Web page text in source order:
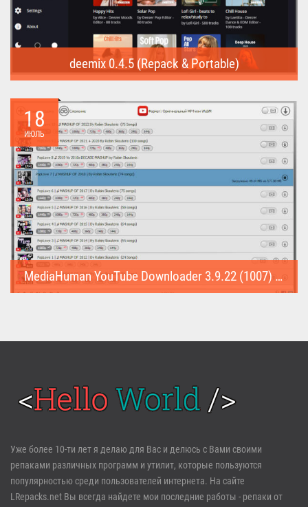
deemix 0.4.5 (Repack & Portable)
треки...
18
ИЮЛЬ
MediaHuman YouTube Downloader 3.9.22 (1007) (Repack & Portable)
Войти
Регистрация
Забыли пароль?
Уже более 10-ти лет я делаю для Вас и делюсь с Вами своими
репаками различных программ и утилит, которые пользуются
популярностью среди пользователей интернета. На сайте
LRepacks.net Вы всегда найдете мои последние работы - репаки от